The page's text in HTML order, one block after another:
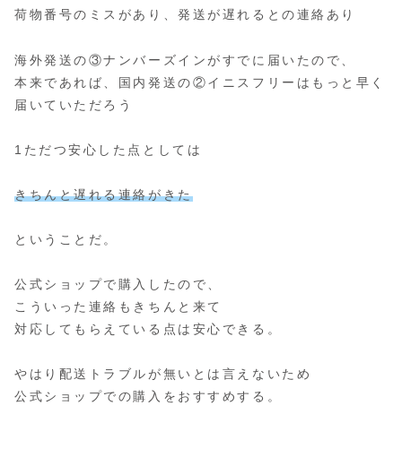
荷物番号のミスがあり、発送が遅れるとの連絡あり
海外発送の③ナンバーズインがすでに届いたので、
本来であれば、国内発送の②イニスフリーはもっと早く
届いていただろう
1ただつ安心した点としては
きちんと遅れる連絡がきた
ということだ。
公式ショップで購入したので、
こういった連絡もきちんと来て
対応してもらえている点は安心できる。
やはり配送トラブルが無いとは言えないため
公式ショップでの購入をおすすめする。